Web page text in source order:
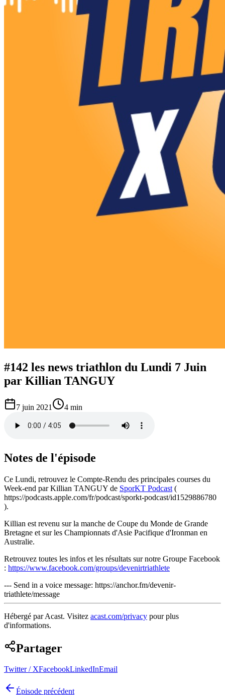
#142 les news triathlon du Lundi 7 Juin
par Killian TANGUY
7 juin 2021 4 min
Notes de l'épisode
Ce Lundi, retrouvez le Compte-Rendu des principales courses du
Week-end par Killian TANGUY de SporKT Podcast (
https://podcasts.apple.com/fr/podcast/sporkt-podcast/id1529886780
).
Killian est revenu sur la manche de Coupe du Monde de Grande
Bretagne et sur les Championnats d'Asie Pacifique d'Ironman en
Australie.
Retrouvez toutes les infos et les résultats sur notre Groupe Facebook
: https://www.facebook.com/groups/devenirtriathlete
--- Send in a voice message: https://anchor.fm/devenir-
triathlete/message
Hébergé par Acast. Visitez acast.com/privacy pour plus
d'informations.
Partager
Twitter / XFacebookLinkedInEmail
Épisode précédent